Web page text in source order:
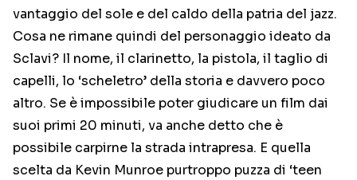
vantaggio del sole e del caldo della patria del jazz.
Cosa ne rimane quindi del personaggio ideato da
Sclavi? Il nome, il clarinetto, la pistola, il taglio di
capelli, lo ‘scheletro’ della storia e davvero poco
altro. Se è impossibile poter giudicare un film dai
suoi primi 20 minuti, va anche detto che è
possibile carpirne la strada intrapresa. E quella
scelta da Kevin Munroe purtroppo puzza di ‘teen